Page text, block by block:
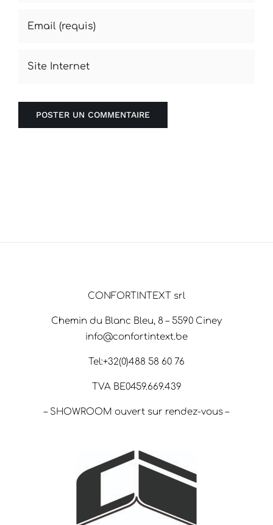
CONFORTINTEXT srl
Chemin du Blanc Bleu, 8 – 5590 Ciney
info@confortintext.be
Tel:+32(0)488 58 60 76
TVA BE0459.669.439
– SHOWROOM ouvert sur rendez-vous –